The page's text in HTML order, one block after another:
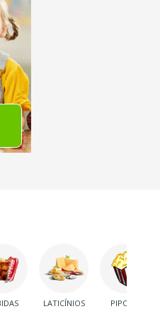
LATICÍNIOS PIPOCA